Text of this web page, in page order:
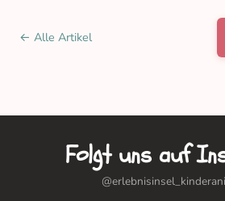
← Alle Artikel
Folgt uns auf